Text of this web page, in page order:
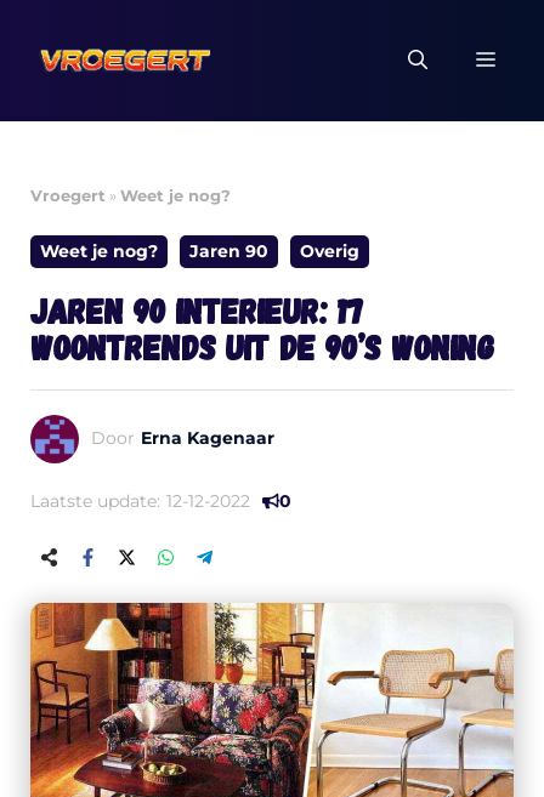
naar
inhoud
Vroegert »Weet je nog?
Weet je nog? Jaren 90 Overig
Jaren 90 interieur: 17
woontrends uit de 90’s woning
Door Erna Kagenaar
Laatste update: 12-12-2022 0